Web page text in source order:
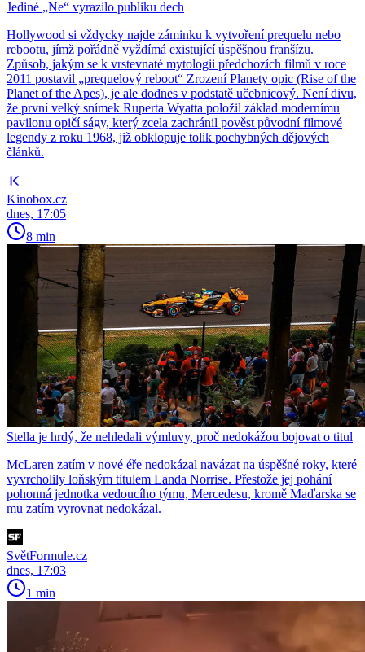
Jediné „Ne“ vyrazilo publiku dech
Hollywood si vždycky najde záminku k vytvoření prequelu nebo
rebootu, jímž pořádně vyždímá existující úspěšnou franšízu.
Způsob, jakým se k vrstevnaté mytologii předchozích filmů v roce
2011 postavil „prequelový reboot“ Zrození Planety opic (Rise of the
Planet of the Apes), je ale dodnes v podstatě učebnicový. Není divu,
že první velký snímek Ruperta Wyatta položil základ modernímu
pavilonu opičí ságy, který zcela zachránil pověst původní filmové
legendy z roku 1968, již obklopuje tolik pochybných dějových
článků.
Kinobox.cz
dnes, 17:05
8 min
Stella je hrdý, že nehledali výmluvy, proč nedokážou bojovat o titul
McLaren zatím v nové éře nedokázal navázat na úspěšné roky, které
vyvrcholily loňským titulem Landa Norrise. Přestože jej pohání
pohonná jednotka vedoucího týmu, Mercedesu, kromě Maďarska se
mu zatím vyrovnat nedokázal.
SvětFormule.cz
dnes, 17:03
1 min